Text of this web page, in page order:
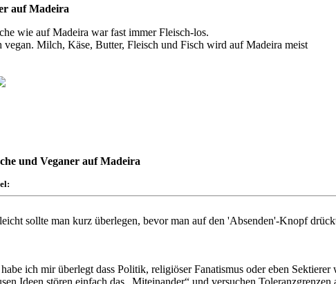
auf Madeira
wie auf Madeira war fast immer Fleisch-los.
vegan. Milch, Käse, Butter, Fleisch und Fisch wird auf Madeira meist
und Veganer auf Madeira
sollte man kurz überlegen, bevor man auf den 'Absenden'-Knopf
ich mir überlegt dass Politik, religiöser Fanatismus oder eben
Ideen stören einfach das „Miteinander“ und versuchen